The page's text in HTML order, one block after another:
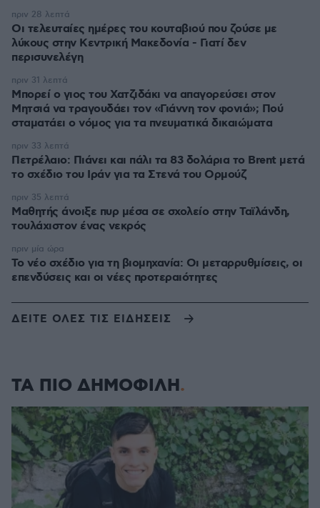
Οι τελευταίες ημέρες του κουταβιού που ζούσε με
λύκους στην Κεντρική Μακεδονία - Γιατί δεν
περισυνελέγη
πριν 28 λεπτά
Μπορεί ο γιος του Χατζιδάκι να απαγορεύσει στον
Μητσιά να τραγουδάει τον «Γιάννη τον φονιά»; Πού
σταματάει ο νόμος για τα πνευματικά δικαιώματα
πριν 31 λεπτά
Πετρέλαιο: Πιάνει και πάλι τα 83 δολάρια το Brent μετά
το σχέδιο του Ιράν για τα Στενά του Ορμούζ
πριν 33 λεπτά
Μαθητής άνοιξε πυρ μέσα σε σχολείο στην Ταϊλάνδη,
τουλάχιστον ένας νεκρός
πριν 35 λεπτά
Το νέο σχέδιο για τη βιομηχανία: Οι μεταρρυθμίσεις, οι
επενδύσεις και οι νέες προτεραιότητες
πριν μία ώρα
ΔΕΙΤΕ ΟΛΕΣ ΤΙΣ ΕΙΔΗΣΕΙΣ
ΤΑ ΠΙΟ ΔΗΜΟΦΙΛΗ